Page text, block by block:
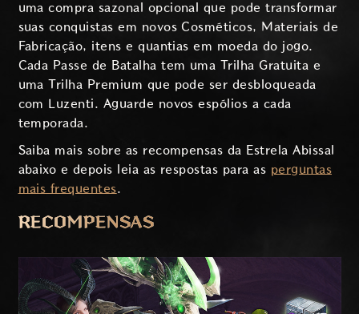
uma compra sazonal opcional que pode transformar
suas conquistas em novos Cosméticos, Materiais de
Fabricação, itens e quantias em moeda do jogo.
Cada Passe de Batalha tem uma Trilha Gratuita e
uma Trilha Premium que pode ser desbloqueada
com Luzenti. Aguarde novos espólios a cada
temporada.
Saiba mais sobre as recompensas da Estrela Abissal
abaixo e depois leia as respostas para as perguntas
mais frequentes.
RECOMPENSAS